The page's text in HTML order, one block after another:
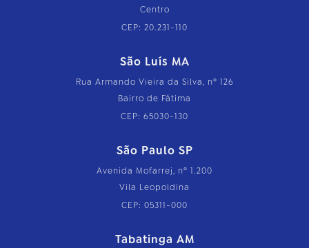
Centro
CEP: 20.231-110
São Luís MA
Rua Armando Vieira da Silva, nº 126
Bairro de Fátima
CEP: 65030-130
São Paulo SP
Avenida Mofarrej, nº 1.200
Vila Leopoldina
CEP: 05311-000
Tabatinga AM